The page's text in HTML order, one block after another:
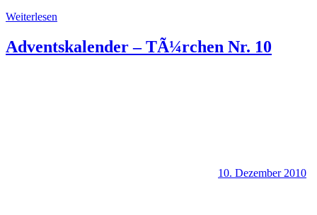
Weiterlesen
Adventskalender – TÃ¼rchen Nr. 10
10. Dezember 2010